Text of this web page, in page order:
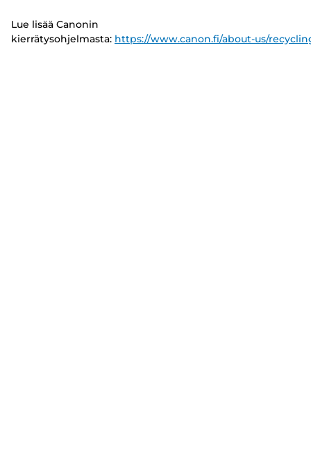
Lue lisää Canonin
kierrätysohjelmasta: https://www.canon.fi/about-us/